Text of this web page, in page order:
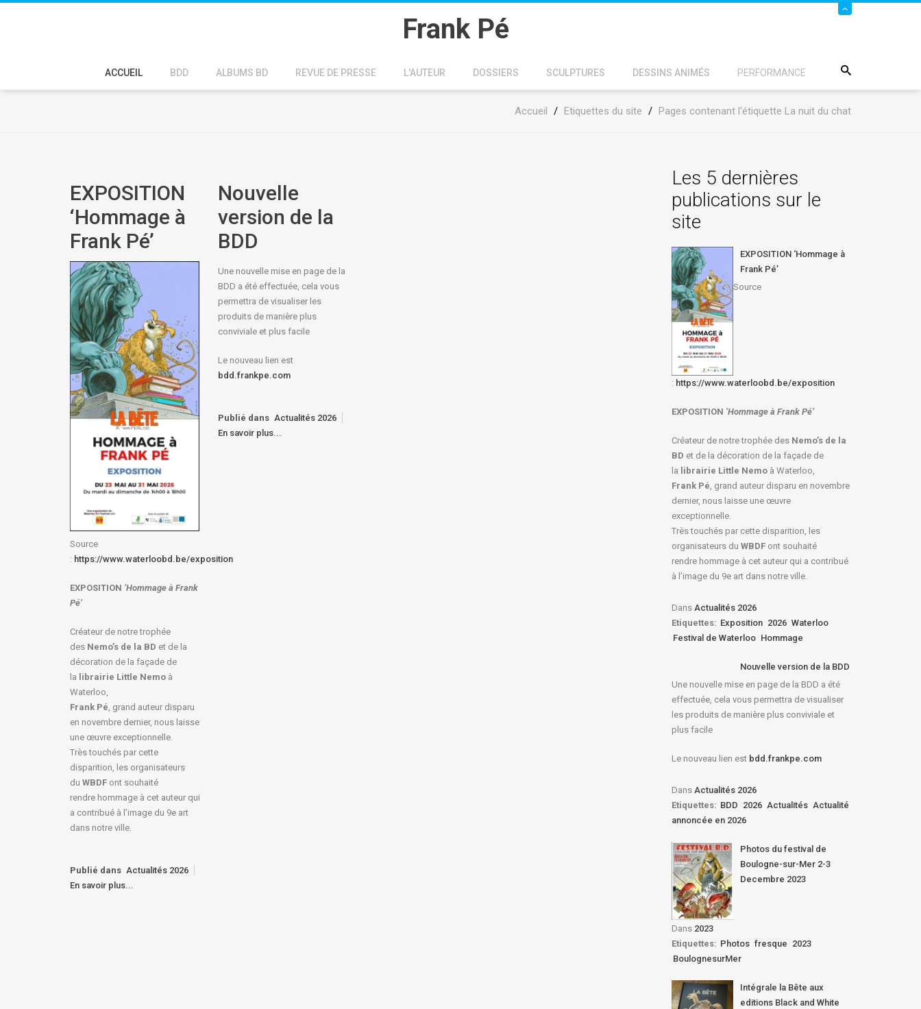
Frank Pé
ACCUEIL BDD ALBUMS BD REVUE DE PRESSE L'AUTEUR DOSSIERS SCULPTURES DESSINS ANIMÉS PERFORMANCE
Accueil / Etiquettes du site / Pages contenant l'étiquette La nuit du chat
EXPOSITION
‘Hommage à
Frank Pé’
Source
: https://www.waterloobd.be/exposition
EXPOSITION ‘Hommage à Frank
Pé’
Créateur de notre trophée
des Nemo’s de la BD et de la
décoration de la façade de
la librairie Little Nemo à
Waterloo,
Frank Pé , grand auteur disparu
en novembre dernier, nous laisse
une œuvre exceptionnelle.
Très touchés par cette
disparition, les organisateurs
du WBDF ont souhaité
rendre hommage à cet auteur qui
a contribué à l’image du 9e art
dans notre ville.
Publié dans Actualités 2026
En savoir plus...
Nouvelle
version de la
BDD
Une nouvelle mise en page de la
BDD a été effectuée, cela vous
permettra de visualiser les
produits de manière plus
conviviale et plus facile
Le nouveau lien est
bdd.frankpe.com
Publié dans Actualités 2026
En savoir plus...
Les 5 dernières
publications sur le
site
EXPOSITION ‘Hommage à
Frank Pé’
Source
: https://www.waterloobd.be/exposition
EXPOSITION ‘Hommage à Frank Pé’
Créateur de notre trophée des Nemo’s de la
BD et de la décoration de la façade de
la librairie Little Nemoà Waterloo,
Frank Pé, grand auteur disparu en novembre
dernier, nous laisse une œuvre
exceptionnelle.
Très touchés par cette disparition, les
organisateurs du WBDF ont souhaité
rendre hommage à cet auteur qui a contribué
à l’image du 9e art dans notre ville.
Dans Actualités 2026
Etiquettes: Exposition 2026 Waterloo
Festival de Waterloo Hommage
Nouvelle version de la BDD
Une nouvelle mise en page de la BDD a été
effectuée, cela vous permettra de visualiser
les produits de manière plus conviviale et
plus facile
Le nouveau lien est bdd.frankpe.com
Dans Actualités 2026
Etiquettes: BDD 2026 Actualités Actualité
annoncée en 2026
Photos du festival de
Boulogne-sur-Mer 2-3
Decembre 2023
Dans 2023
Etiquettes: Photos fresque 2023
BoulognesurMer
Intégrale la Bête aux
editions Black and White